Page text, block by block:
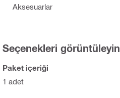
Aksesuarlar
Seçenekleri görüntüleyin
Paket içeriği
1 adet